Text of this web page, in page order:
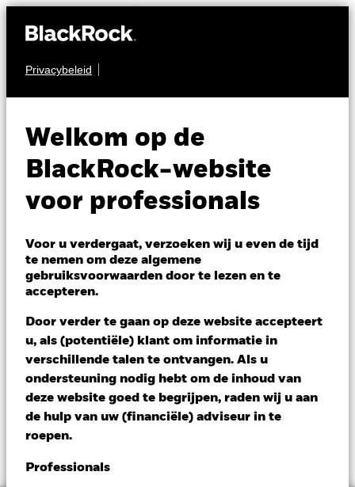
Privacybeleid
Welkom op de
BlackRock-website
voor professionals
Voor u verdergaat, verzoeken wij u even de tijd
te nemen om deze algemene
gebruiksvoorwaarden door te lezen en te
accepteren.
Door verder te gaan op deze website accepteert
u, als (potentiële) klant om informatie in
verschillende talen te ontvangen. Als u
ondersteuning nodig hebt om de inhoud van
deze website goed te begrijpen, raden wij u aan
de hulp van uw (financiële) adviseur in te
roepen.
Professionals
AANDELEN
CSKR
Korea UCITS ETF
USD (Acc)
USD 453,61
Variatie 52wk: 189,66 - 592,58
Verandering NAV 1 dag per 07/aug/2026
USD 1,98 (0,44%)
Totaalrendement per 06/aug/2026
YTD: 66,44%
Op 28 oktober 2025 worden een of meer
handelslijnen van dit fonds van de beurs
gehaald of stopgezet. Nadere informatie vindt u